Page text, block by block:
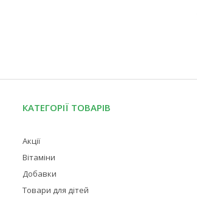
КАТЕГОРІЇ ТОВАРІВ
Акції
Вітаміни
Добавки
Товари для дітей